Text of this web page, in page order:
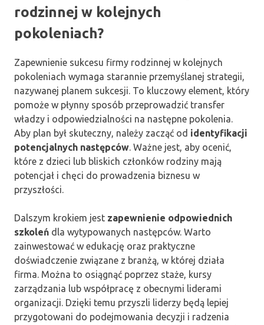
rodzinnej w kolejnych
pokoleniach?
Zapewnienie sukcesu firmy rodzinnej w kolejnych
pokoleniach wymaga starannie przemyślanej strategii,
nazywanej planem sukcesji. To kluczowy element, który
pomoże w płynny sposób przeprowadzić transfer
władzy i odpowiedzialności na następne pokolenia.
Aby plan był skuteczny, należy zacząć od identyfikacji
potencjalnych następców. Ważne jest, aby ocenić,
które z dzieci lub bliskich członków rodziny mają
potencjał i chęci do prowadzenia biznesu w
przyszłości.
Dalszym krokiem jest zapewnienie odpowiednich
szkoleń dla wytypowanych następców. Warto
zainwestować w edukację oraz praktyczne
doświadczenie związane z branżą, w której działa
firma. Można to osiągnąć poprzez staże, kursy
zarządzania lub współpracę z obecnymi liderami
organizacji. Dzięki temu przyszli liderzy będą lepiej
przygotowani do podejmowania decyzji i radzenia